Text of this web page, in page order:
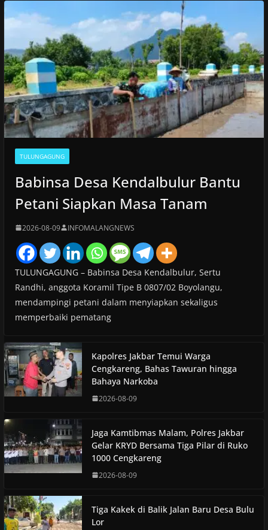
TULUNGAGUNG
Babinsa Desa Kendalbulur Bantu
Petani Siapkan Masa Tanam
2026-08-09 INFOMALANGNEWS
TULUNGAGUNG – Babinsa Desa Kendalbulur, Sertu
Randhi, anggota Koramil Tipe B 0807/02 Boyolangu,
mendampingi petani dalam menyiapkan sekaligus
memperbaiki pematang
Kapolres Jakbar Temui Warga
Cengkareng, Bahas Tawuran hingga
Bahaya Narkoba
2026-08-09
Jaga Kamtibmas Malam, Polres Jakbar
Gelar KRYD Bersama Tiga Pilar di Ruko
1000 Cengkareng
2026-08-09
Tiga Kakek di Balik Jalan Baru Desa Bulu
Lor